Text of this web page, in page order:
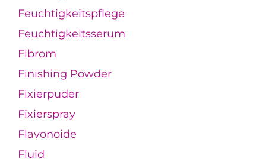
Feuchtigkeitspflege
Feuchtigkeitsserum
Fibrom
Finishing Powder
Fixierpuder
Fixierspray
Flavonoide
Fluid